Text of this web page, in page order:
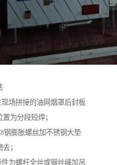
场拼接的油网烟罩后封板
为分段短焊；
钢膨胀螺丝加不锈钢大垫
；
为螺杆全丝或钢丝绳加吊